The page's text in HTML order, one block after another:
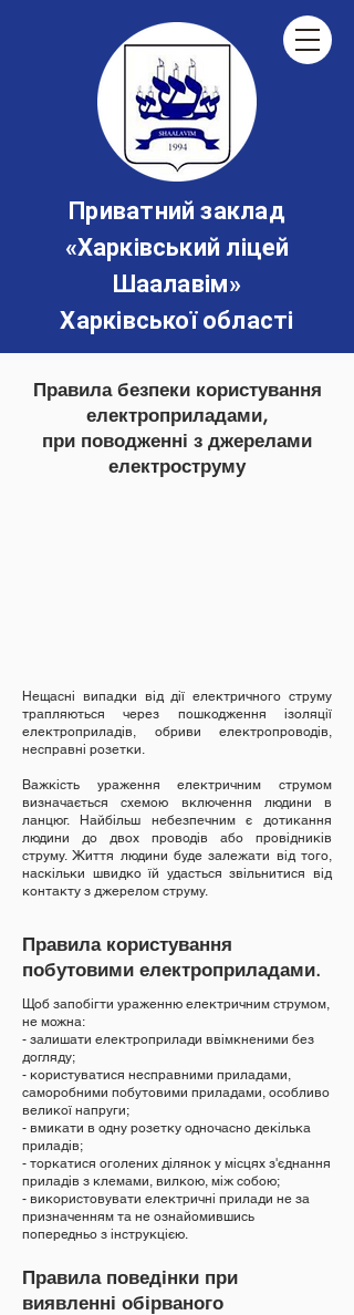
Приватний заклад
«‎Харківський ліцей
Шаалавім»
Харківської області
Правила безпеки користування
електроприладами,
при поводженні з джерелами
електроструму
Нещасні випадки від дії електричного струму
трапляються через пошкодження ізоляції
електроприладів, обриви електропроводів,
несправні розетки.
Важкість ураження електричним струмом
визначається схемою включення людини в
ланцюг. Найбільш небезпечним є дотикання
людини до двох проводів або провідників
струму. Життя людини буде залежати від того,
наскільки швидко їй удасться звільнитися від
контакту з джерелом струму.
Правила користування
побутовими електроприладами.
Щоб запобігти ураженню електричним струмом,
не можна:
- залишати електроприлади ввімкненими без
догляду;
- користуватися несправними приладами,
саморобними побутовими приладами, особливо
великої напруги;
- вмикати в одну розетку одночасно декілька
приладів;
- торкатися оголених ділянок у місцях з'єднання
приладів з клемами, вилкою, між собою;
- використовувати електричні прилади не за
призначенням та не ознайомившись
попередньо з інструкцією.
Правила поведінки при
виявленні обірваного